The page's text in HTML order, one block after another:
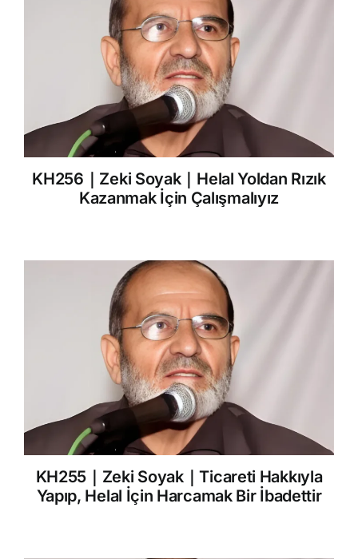
KH256｜Zeki Soyak｜Helal Yoldan Rızık
Kazanmak İçin Çalışmalıyız
KH255｜Zeki Soyak｜Ticareti Hakkıyla
Yapıp, Helal İçin Harcamak Bir İbadettir